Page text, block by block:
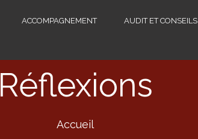
ACCOMPAGNEMENT AUDIT ET CONSEILS
Réflexions
Accueil